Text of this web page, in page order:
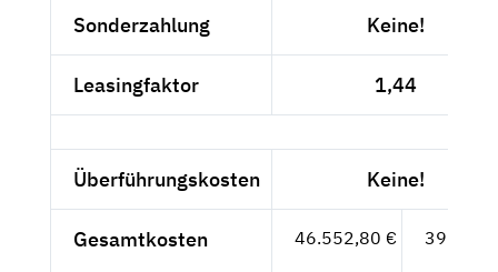
Sonderzahlung Keine!
Leasingfaktor 1,44
Überführungskosten Keine!
Gesamtkosten 46.552,80 €
39.120,-